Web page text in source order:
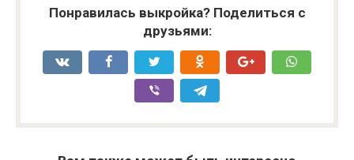
Понравилась выкройка? Поделиться с
друзьями: